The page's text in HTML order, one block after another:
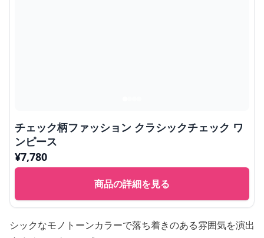
チェック柄ファッション クラシックチェック ワ
ンピース
¥7,780
商品の詳細を見る
シックなモノトーンカラーで落ち着きのある雰囲気を演出